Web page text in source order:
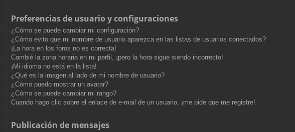
Preferencias de usuario y configuraciones
¿Cómo se puede cambiar mi configuración?
¿Cómo evito que mi nombre de usuario aparezca en las listas de usuarios conectados?
¡La hora en los foros no es correcta!
Cambié la zona horaria en mi perfil, ¡pero la hora sigue siendo incorrecto!
¡Mi idioma no está en la lista!
¿Qué es la imagen al lado de mi nombre de usuario?
¿Cómo puedo mostrar un avatar?
¿Cómo se puede cambiar mi rango?
Cuando hago clic sobre el enlace de e-mail de un usuario, ¡me pide que me registre!
Publicación de mensajes